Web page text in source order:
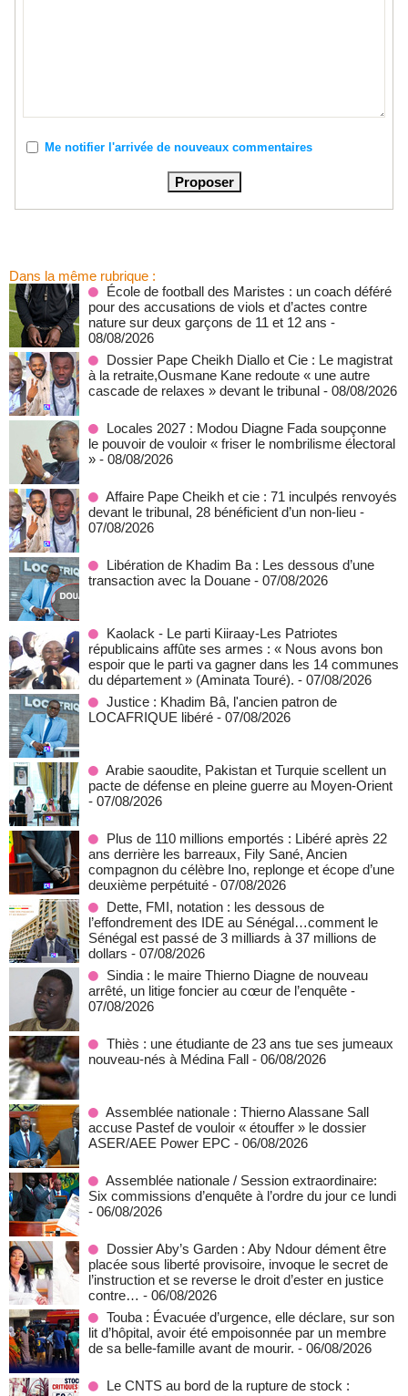
Me notifier l'arrivée de nouveaux commentaires
Dans la même rubrique :
École de football des Maristes : un coach déféré
pour des accusations de viols et d’actes contre
nature sur deux garçons de 11 et 12 ans -
08/08/2026
Dossier Pape Cheikh Diallo et Cie : Le magistrat
à la retraite,Ousmane Kane redoute « une autre
cascade de relaxes » devant le tribunal - 08/08/2026
Locales 2027 : Modou Diagne Fada soupçonne
le pouvoir de vouloir « friser le nombrilisme électoral
» - 08/08/2026
Affaire Pape Cheikh et cie : 71 inculpés renvoyés
devant le tribunal, 28 bénéficient d’un non-lieu -
07/08/2026
Libération de Khadim Ba : Les dessous d’une
transaction avec la Douane - 07/08/2026
Kaolack - Le parti Kiiraay-Les Patriotes
républicains affûte ses armes : « Nous avons bon
espoir que le parti va gagner dans les 14 communes
du département » (Aminata Touré). - 07/08/2026
Justice : Khadim Bâ, l'ancien patron de
LOCAFRIQUE libéré - 07/08/2026
Arabie saoudite, Pakistan et Turquie scellent un
pacte de défense en pleine guerre au Moyen-Orient
- 07/08/2026
Plus de 110 millions emportés : Libéré après 22
ans derrière les barreaux, Fily Sané, Ancien
compagnon du célèbre Ino, replonge et écope d’une
deuxième perpétuité - 07/08/2026
Dette, FMI, notation : les dessous de
l’effondrement des IDE au Sénégal…comment le
Sénégal est passé de 3 milliards à 37 millions de
dollars - 07/08/2026
Sindia : le maire Thierno Diagne de nouveau
arrêté, un litige foncier au cœur de l’enquête -
07/08/2026
Thiès : une étudiante de 23 ans tue ses jumeaux
nouveau-nés à Médina Fall - 06/08/2026
Assemblée nationale : Thierno Alassane Sall
accuse Pastef de vouloir « étouffer » le dossier
ASER/AEE Power EPC - 06/08/2026
Assemblée nationale / Session extraordinaire:
Six commissions d’enquête à l’ordre du jour ce lundi
- 06/08/2026
Dossier Aby’s Garden : Aby Ndour dément être
placée sous liberté provisoire, invoque le secret de
l’instruction et se reverse le droit d’ester en justice
contre… - 06/08/2026
Touba : Évacuée d’urgence, elle déclare, sur son
lit d’hôpital, avoir été empoisonnée par un membre
de sa belle-famille avant de mourir. - 06/08/2026
Le CNTS au bord de la rupture de stock :